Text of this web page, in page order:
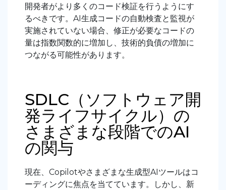
開発者がより多くのコード検証を行うようにす
るべきです。AI生成コードの自動検査と監視が
実施されていない場合、修正が必要なコードの
量は指数関数的に増加し、技術的負債の増加に
つながる可能性があります。
SDLC（ソフトウェア開
発ライフサイクル）の
さまざまな段階でのAI
の関与
現在、Copilotやさまざまな生成型AIツールはコ
ーディングに焦点を当てています。しかし、新